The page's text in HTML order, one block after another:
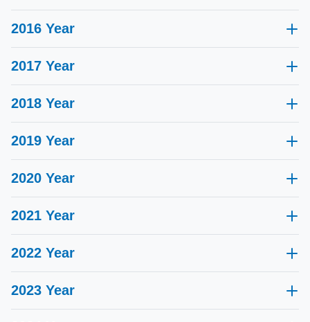
Guida degli aghi riutilizzabili certificata NMPA
2016 Year
Certificato ISO 13485
2017 Year
Premiata "Impresa Nazionale ad Alta Tecnologia"
2018 Year
2019 Year
2020 Year
2021 Year
2022 Year
2023 Year